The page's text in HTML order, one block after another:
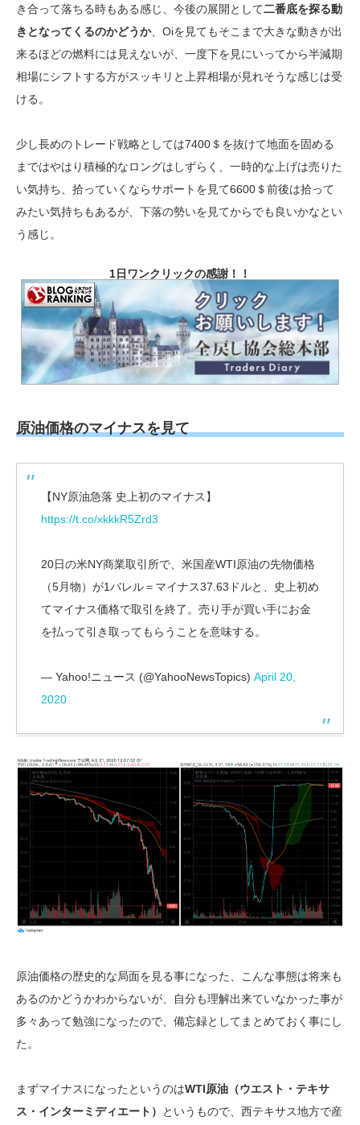
き合って落ちる時もある感じ、今後の展開として二番底を探る動
きとなってくるのかどうか、Oiを見てもそこまで大きな動きが出
来るほどの燃料には見えないが、一度下を見にいってから半減期
相場にシフトする方がスッキリと上昇相場が見れそうな感じは受
ける。
少し長めのトレード戦略としては7400＄を抜けて地面を固める
まではやはり積極的なロングはしずらく、一時的な上げは売りた
い気持ち、拾っていくならサポートを見て6600＄前後は拾って
みたい気持ちもあるが、下落の勢いを見てからでも良いかなとい
う感じ。
1日ワンクリックの感謝！！
原油価格のマイナスを見て
【NY原油急落 史上初のマイナス】
https://t.co/xkkkR5Zrd3
20日の米NY商業取引所で、米国産WTI原油の先物価格
（5月物）が1バレル＝マイナス37.63ドルと、史上初め
てマイナス価格で取引を終了。売り手が買い手にお金
を払って引き取ってもらうことを意味する。
— Yahoo!ニュース (@YahooNewsTopics) April 20,
2020
原油価格の歴史的な局面を見る事になった、こんな事態は将来も
あるのかどうかわからないが、自分も理解出来ていなかった事が
多々あって勉強になったので、備忘録としてまとめておく事にし
た。
まずマイナスになったというのはWTI原油（ウエスト・テキサ
ス・インターミディエート）
というもので、西テキサス地方で産